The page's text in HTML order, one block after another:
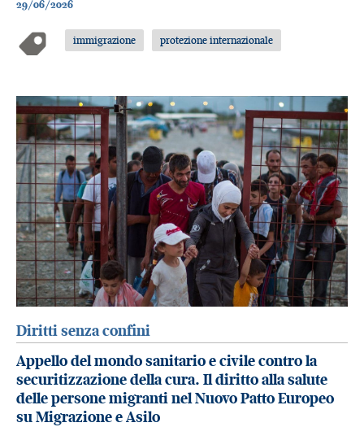
29/06/2026
immigrazione protezione internazionale
Diritti senza confini
Appello del mondo sanitario e civile contro la
securitizzazione della cura. Il diritto alla salute
delle persone migranti nel Nuovo Patto Europeo
su Migrazione e Asilo